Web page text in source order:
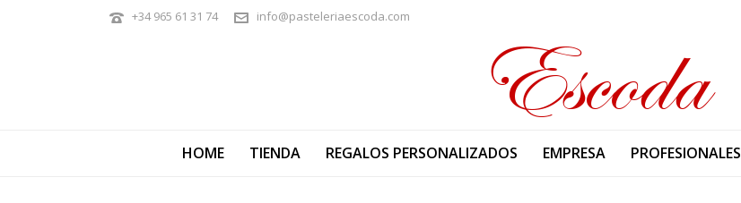
+34 965 61 31 74 info@pasteleriaescoda.com
HOME TIENDA REGALOS PERSONALIZADOS EMPRESA PROFESIONALES